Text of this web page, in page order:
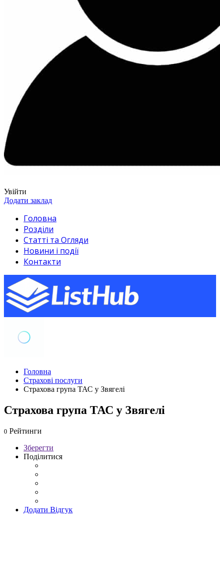
Увійти
Додати заклад
Головна
Розділи
Статті та Огляди
Новини і події
Контакти
Головна
Страхові послуги
Страхова група ТАС у Звягелі
Страхова група ТАС у Звягелі
0 Рейтинги
Зберегти
Поділитися
Додати Відгук